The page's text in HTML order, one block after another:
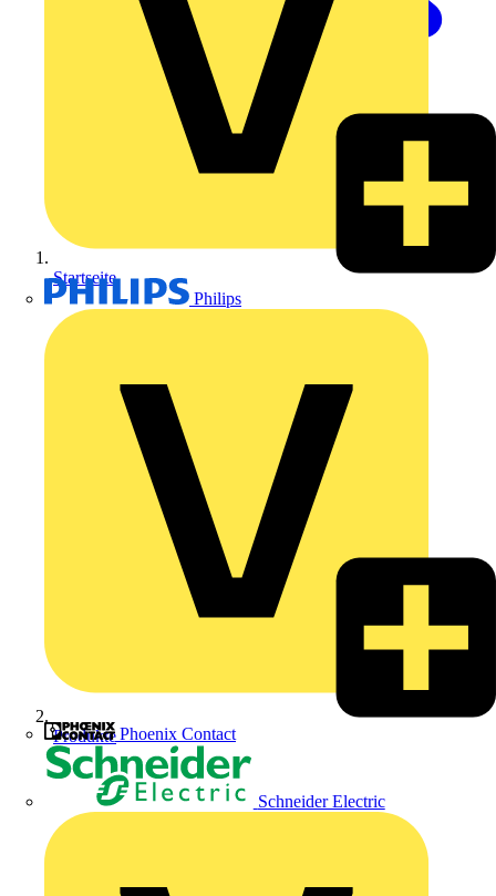
Philips
Phoenix Contact
Schneider Electric
Startseite
Produkte